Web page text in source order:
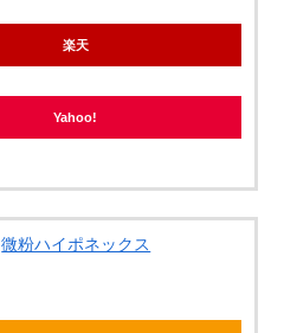
楽天
Yahoo!
微粉ハイポネックス